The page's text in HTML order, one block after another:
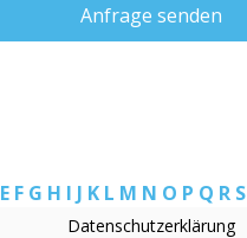
Anfrage senden
E F G H I J K L M N O P Q R S
Datenschutzerklärung